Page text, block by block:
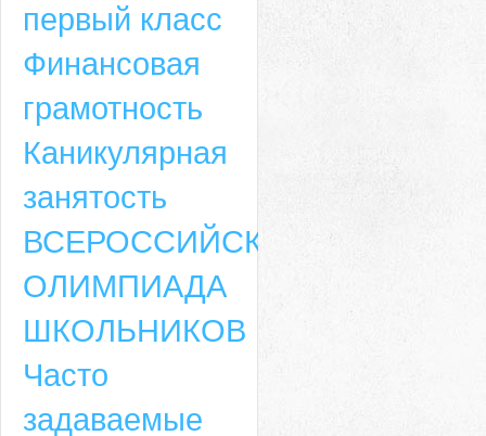
первый класс
Финансовая
грамотность
Каникулярная
занятость
ВСЕРОССИЙСКАЯ
ОЛИМПИАДА
ШКОЛЬНИКОВ
Часто
задаваемые